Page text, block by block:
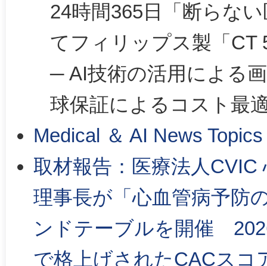
24時間365日「断らな
てフィリップス製「CT
─ AI技術の活用による
球保証によるコスト最
Medical ＆ AI News Topics
取材報告：医療法人
理事長が「心血管病予防
ンドテーブルを開催
で格上げされたCACスコ